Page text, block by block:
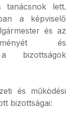
tanácsnok lett.
a képviselő
és az
és
bizottságok
és működési
bizottságai: